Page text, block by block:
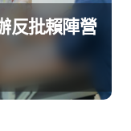
反批賴陣營